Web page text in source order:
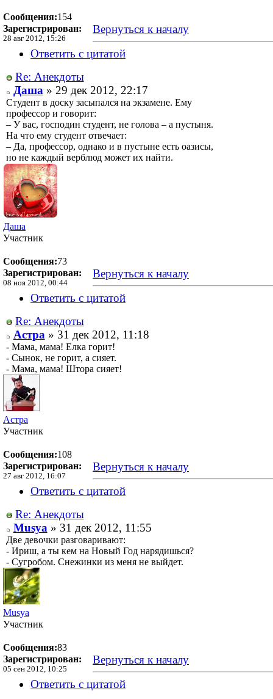
Сообщения:154
Зарегистрирован:
28 авг 2012, 15:26
Вернуться к началу
Ответить с цитатой
Re: Анекдоты
Даша» 29 дек 2012, 22:17
Студент в доску засыпался на экзамене. Ему
профессор и говорит:
– У вас, господин студент, не голова – а пустыня.
На что ему студент отвечает:
– Да, профессор, однако и в пустыне есть оазисы,
но не каждый верблюд может их найти.
Даша
Участник
Сообщения:73
Зарегистрирован:
08 ноя 2012, 00:44
Вернуться к началу
Ответить с цитатой
Re: Анекдоты
Астра» 31 дек 2012, 11:18
- Мама, мама! Елка горит!
- Сынок, не горит, а сияет.
- Мама, мама! Штора сияет!
Астра
Участник
Сообщения:108
Зарегистрирован:
27 авг 2012, 16:07
Вернуться к началу
Ответить с цитатой
Re: Анекдоты
Musya» 31 дек 2012, 11:55
Две девочки разговаривают:
- Ириш, а ты кем на Новый Год нарядишься?
- Сугробом. Снежинки из меня не выйдет.
Musya
Участник
Сообщения:83
Зарегистрирован:
05 сен 2012, 10:25
Вернуться к началу
Ответить с цитатой